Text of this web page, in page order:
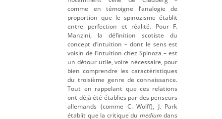
comme en témoigne l’analogie de
proportion que le spinozisme établit
entre perfection et réalité. Pour F.
Manzini, la définition scotiste du
concept d’intuition – dont le sens est
voisin de l’intuition chez Spinoza – est
un détour utile, voire nécessaire, pour
bien comprendre les caractéristiques
du troisième genre de connaissance.
Tout en rappelant que ces relations
ont déjà été établies par des penseurs
allemands (comme C. Wolff), J. Park
établit que la critique du medium dans